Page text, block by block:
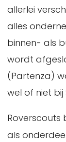
allerlei
alles
binnen- als
wordt
(Partenza)
wel of niet
als